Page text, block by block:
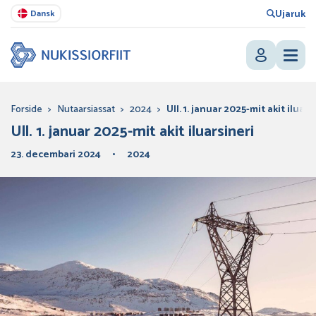
Dansk Ujaruk
Forside > Nutaarsiassat > 2024 > Ull. 1. januar 2025-mit akit
Ull. 1. januar 2025-mit akit iluarsineri
23. decembari 2024 2024